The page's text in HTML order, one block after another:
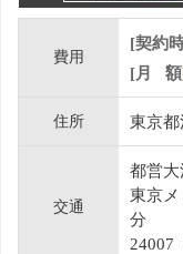
費用
[契約
[月
住所 東京都
交通
都営
東京
分
24007